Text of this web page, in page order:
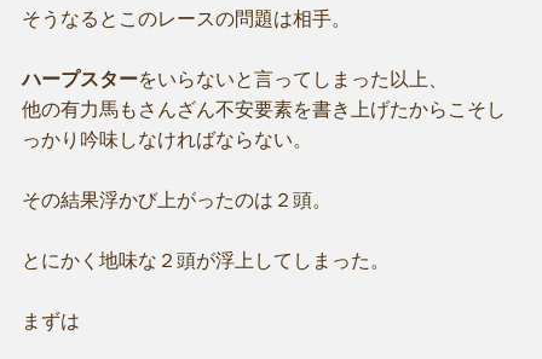
そうなるとこのレースの問題は相手。
ハープスターをいらないと言ってしまった以上、
他の有力馬もさんざん不安要素を書き上げたからこそし
っかり吟味しなければならない。
その結果浮かび上がったのは２頭。
とにかく地味な２頭が浮上してしまった。
まずは